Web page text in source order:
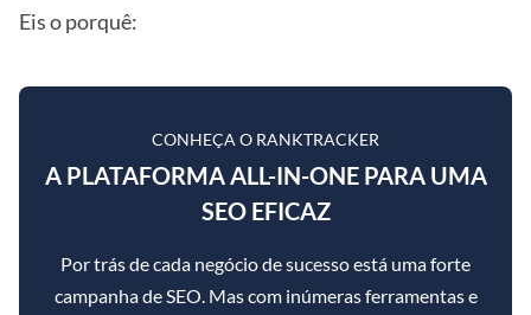
Eis o porquê:
CONHEÇA O RANKTRACKER
A PLATAFORMA ALL-IN-ONE PARA UMA
SEO EFICAZ
Por trás de cada negócio de sucesso está uma forte
campanha de SEO. Mas com inúmeras ferramentas e